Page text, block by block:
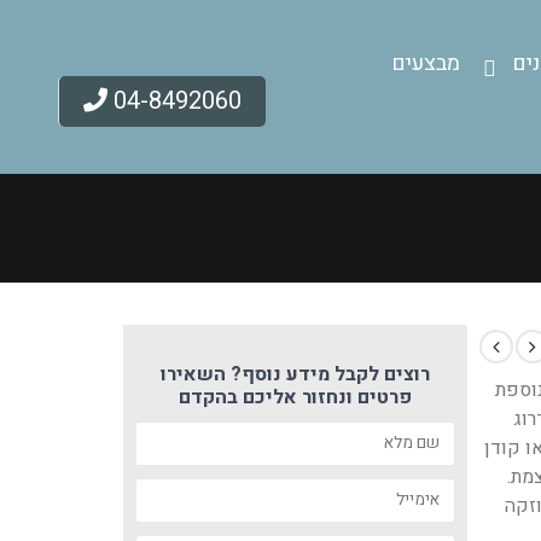
מבצעים
04-8492060
קודן
רוצים לקבל מידע נוסף? השאירו
פרטים ונחזור אליכם בהקדם